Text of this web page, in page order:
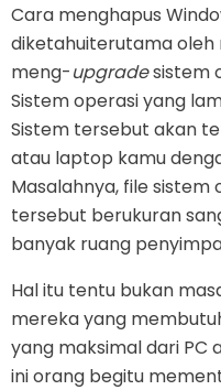
Cara menghapus
diketahuiterutama oleh
meng-upgradesistem
Sistem operasi yang
Sistem tersebut akan
atau laptop kamu
Masalahnya, file sistem
tersebut berukuran
banyak ruang
Hal itu tentu bukan
mereka yang
yang maksimal dari PC
ini orang begitu